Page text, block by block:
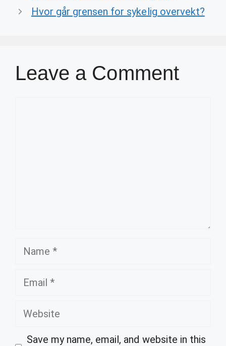
Hvor går grensen for sykelig overvekt?
Leave a Comment
Name
Email
Website
Save my name, email, and website in this